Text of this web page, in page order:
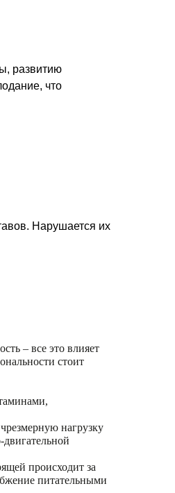
развитию
что
Нарушается их
– все это влияет
стоит
нагрузку
происходит за
питательными